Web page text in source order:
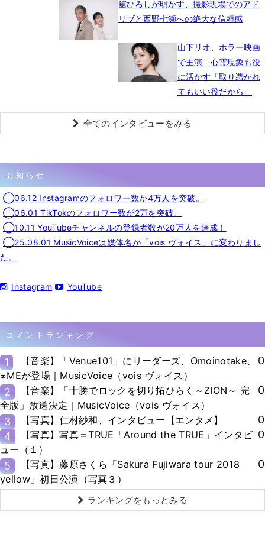
舘ひろしが明かす、撮影現場でのアド
リブと西野七瀬への絶大な信頼感
山下リオ、ホラー映画
で主演 心霊現象も役
に活かす「取り憑かれ
てもいい役だから」
全てのインタビューをみる
お知らせ
◯06.12 Instagramのフォロワー数が4万人を突破。
◯06.01 TikTokのフォロワー数が2万を突破。
◯10.11 YouTubeチャンネルの登録者数が20万人を達成！
◯25.08.01 MusicVoiceは媒体名が「vois ヴォイス」に変わりまし
た。
Instagram YouTube
コメントランキング
1
【音楽】「Venue101」にリーダーズ、Omoinotake、
≠MEが登場｜MusicVoice（vois ヴォイス）
0
2
【音楽】「十勝でロックを切り拓ひらく～ZION～ 完
全版」放送決定｜MusicVoice（vois ヴォイス）
0
3 【写真】仁村紗和、インタビュー【エンタメ】
0
4
【写真】写真＝TRUE「Around the TRUE」インタビ
ュー（１）
0
5
【写真】藤原さくら「Sakura Fujiwara tour 2018
yellow」初日公演（写真３）
0
ランキングをもっとみる